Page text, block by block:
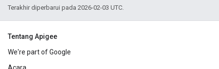
Terakhir diperbarui pada 2026-02-03 UTC.
Tentang Apigee
We're part of Google